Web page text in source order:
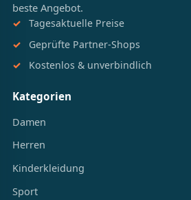
beste Angebot.
Tagesaktuelle Preise
Geprüfte Partner-Shops
Kostenlos & unverbindlich
Kategorien
Damen
Herren
Kinderkleidung
Sport